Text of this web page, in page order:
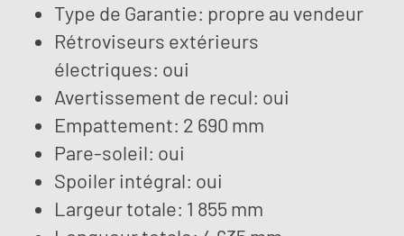
Type de Garantie: propre au vendeur
Rétroviseurs extérieurs
électriques: oui
Avertissement de recul: oui
Empattement: 2 690 mm
Pare-soleil: oui
Spoiler intégral: oui
Largeur totale: 1 855 mm